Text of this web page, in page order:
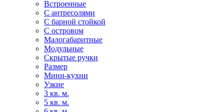
Встроенные
С антресолями
С барной стойкой
С островом
Малогабаритные
Модульные
Скрытые ручки
Размер
Мини-кухни
Узкие
3 кв. м.
5 кв. м.